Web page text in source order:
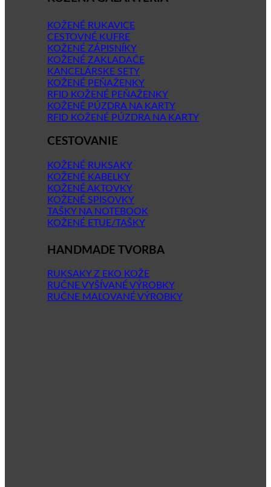
KOŽENÉ RUKAVICE
CESTOVNÉ KUFRE
KOŽENÉ ZÁPISNÍKY
KOŽENÉ ZAKLADAČE
KANCELÁRSKE SETY
KOŽENÉ PEŇAŽENKY
RFID KOŽENÉ PEŇAŽENKY
KOŽENÉ PÚZDRA NA KARTY
RFID KOŽENÉ PÚZDRA NA KARTY
CESTOVANIE
KOŽENÉ RUKSAKY
KOŽENÉ KABELKY
KOŽENÉ AKTOVKY
KOŽENÉ SPISOVKY
TAŠKY NA NOTEBOOK
KOŽENÉ ETUE/TAŠKY
HANDMADE TVORBA
RUKSAKY Z EKO KOŽE
RUČNE VYŠÍVANÉ VÝROBKY
RUČNE MAĽOVANÉ VÝROBKY